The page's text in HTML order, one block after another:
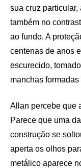
sua cruz particular,
também no
ao fundo. A
centenas de anos
escurecido,
manchas
Allan percebe que
Parece que uma
construção se
aperta os olhos
metálico aparece